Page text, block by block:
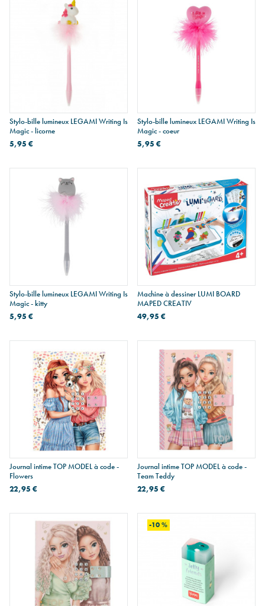
Stylo-bille lumineux LEGAMI Writing Is
Magic - licorne
5,95 €
Stylo-bille lumineux LEGAMI Writing Is
Magic - coeur
5,95 €
Stylo-bille lumineux LEGAMI Writing Is
Magic - kitty
5,95 €
Machine à dessiner LUMI BOARD
MAPED CREATIV
49,95 €
Journal intime TOP MODEL à code -
Flowers
22,95 €
Journal intime TOP MODEL à code -
Team Teddy
22,95 €
-10 %